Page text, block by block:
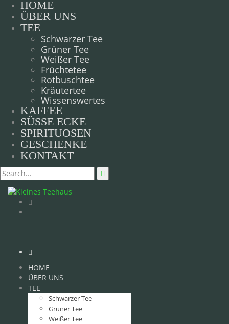
HOME
ÜBER UNS
TEE
Schwarzer Tee
Grüner Tee
Weißer Tee
Früchtetee
Rotbuschtee
Kräutertee
Wissenswertes
KAFFEE
SÜSSE ECKE
SPIRITUOSEN
GESCHENKE
KONTAKT
HOME
ÜBER UNS
TEE
Schwarzer Tee
Grüner Tee
Weißer Tee